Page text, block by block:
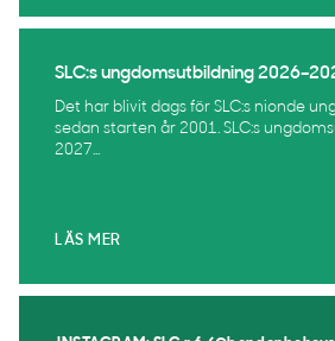
SLC:s ungdomsutbildning
Det har blivit dags för SLC:s nionde
sedan starten år 2001. SLC:s
2027...
LÄS MER